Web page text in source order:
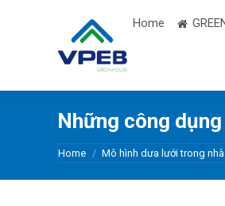
Home
Những công
You are here:
Home Mô hình dưa lưới trong